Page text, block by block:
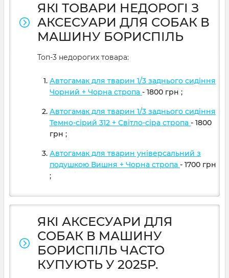
ЯКІ ТОВАРИ НЕДОРОГІ З
АКСЕСУАРИ ДЛЯ СОБАК В
МАШИНУ БОРИСПІЛЬ
Топ-3 недорогих товара:
Автогамак для тварин 1/3 заднього сидіння
Чорний + Чорна стропа - 1800 грн ;
Автогамак для тварин 1/3 заднього сидіння
Темно-сірий 312 + Світло-сіра стропа - 1800
грн ;
Автогамак для тварин універсальний з
подушкою Вишня + Чорна стропа - 1700 грн
;
ЯКІ АКСЕСУАРИ ДЛЯ
СОБАК В МАШИНУ
БОРИСПІЛЬ ЧАСТО
КУПУЮТЬ У 2025Р.